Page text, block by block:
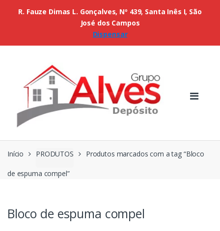
Início PRODUTOS Produtos marcados com a tag “Bloco
de espuma compel”
Bloco de espuma compel
R. Fauze Dimas L. Gonçalves, Nº 439, Santa Inês I, São
José dos Campos
Dispensar